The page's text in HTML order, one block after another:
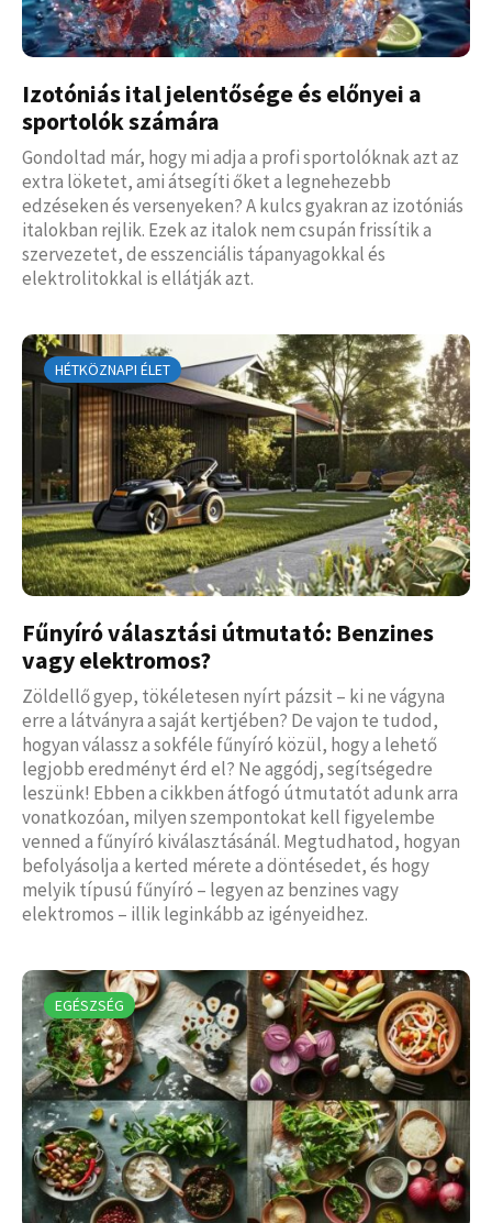
Izotóniás ital jelentősége és előnyei a
sportolók számára
Gondoltad már, hogy mi adja a profi sportolóknak azt az
extra löketet, ami átsegíti őket a legnehezebb
edzéseken és versenyeken? A kulcs gyakran az izotóniás
italokban rejlik. Ezek az italok nem csupán frissítik a
szervezetet, de esszenciális tápanyagokkal és
elektrolitokkal is ellátják azt.
HÉTKÖZNAPI ÉLET
Fűnyíró választási útmutató: Benzines
vagy elektromos?
Zöldellő gyep, tökéletesen nyírt pázsit – ki ne vágyna
erre a látványra a saját kertjében? De vajon te tudod,
hogyan válassz a sokféle fűnyíró közül, hogy a lehető
legjobb eredményt érd el? Ne aggódj, segítségedre
leszünk! Ebben a cikkben átfogó útmutatót adunk arra
vonatkozóan, milyen szempontokat kell figyelembe
venned a fűnyíró kiválasztásánál. Megtudhatod, hogyan
befolyásolja a kerted mérete a döntésedet, és hogy
melyik típusú fűnyíró – legyen az benzines vagy
elektromos – illik leginkább az igényeidhez.
EGÉSZSÉG